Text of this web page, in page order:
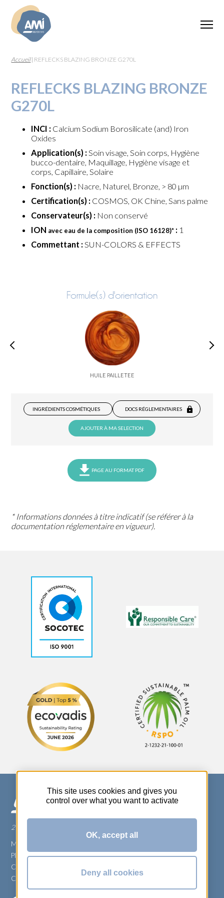
Accueil| REFLECKS BLAZING BRONZE G270L
REFLECKS BLAZING BRONZE
G270L
INCI : Calcium Sodium Borosilicate (and) Iron
Oxides
Application(s) : Soin visage, Soin corps, Hygiène
bucco-dentaire, Maquillage, Hygiène visage et
corps, Capillaire, Solaire
Fonction(s) : Nacre, Naturel, Bronze, > 80 µm
Certification(s) : COSMOS, OK Chine, Sans palme
Conservateur(s) : Non conservé
ION avec eau de la composition (ISO 16128)* : 1
Commettant : SUN-COLORS & EFFECTS
Formule(s) d'orientation
HUILE PAILLETEE
INGRÉDIENTS COSMÉTIQUES DOCS RÉGLEMENTAIRES
AJOUTER À MA SELECTION
PAGE AU FORMAT PDF
* Informations données à titre indicatif (se référer à la
documentation réglementaire en vigueur).
270 Rue Thérèse Planiol - 37310 TAUXIGNY
Mentions légales
Plan du site
Carrière
Conditions générales de vente
This site uses cookies and gives you
control over what you want to activate
OK, accept all
Deny all cookies